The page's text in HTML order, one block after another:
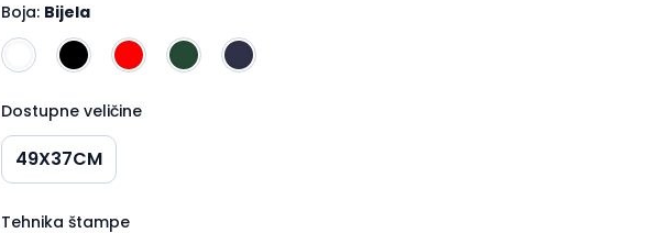
Boja: Bijela
Dostupne veličine
49X37CM
Tehnika štampe